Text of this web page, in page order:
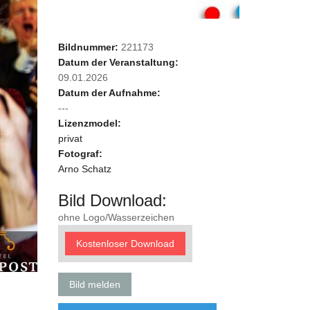
Bildnummer: 221173
Datum der Veranstaltung:
09.01.2026
Datum der Aufnahme:
---
Lizenzmodel:
privat
Fotograf:
Arno Schatz
Bild Download:
ohne Logo/Wasserzeichen
Kostenloser Download
Bild melden